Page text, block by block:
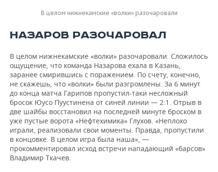
В целом нижнекамские «волки» разочаровали
НАЗАРОВ РАЗОЧАРОВАЛ
В целом нижнекамские «волки» разочаровали. Сложилось
ощущение, что команда Назарова ехала в Казань,
заранее смирившись с поражением. По счету, конечно,
не скажешь, что «волки» были разгромлены. За 6 минут
до конца матча Гарипов пропустил-таки несложный
бросок Юусо Пуустинена от синей линии — 2:1. Отрыв в
две шайбы восстановил на последней минуте броском в
уже пустые ворота «Нефтехимика» Глухов. «Неплохо
играли, реализовали свои моменты. Правда, пропустили
в концовке. В целом игра была наша», —
прокомментировал исход встречи нападающий «барсов»
Владимир Ткачев.